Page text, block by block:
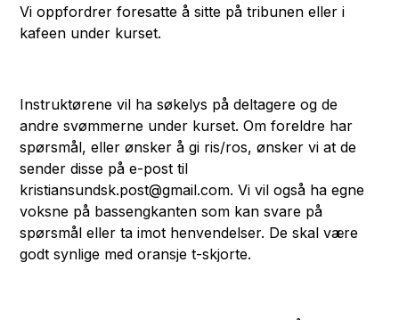
Vi oppfordrer foresatte å sitte på tribunen eller i
kafeen under kurset.
Instruktørene vil ha søkelys på deltagere og de
andre svømmerne under kurset. Om foreldre har
spørsmål, eller ønsker å gi ris/ros, ønsker vi at de
sender disse på e-post til
kristiansundsk.post@gmail.com. Vi vil også ha egne
voksne på bassengkanten som kan svare på
spørsmål eller ta imot henvendelser. De skal være
godt synlige med oransje t-skjorte.